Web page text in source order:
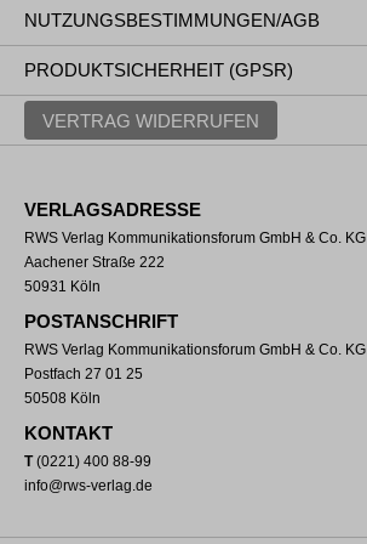
NUTZUNGSBESTIMMUNGEN/AGB
PRODUKTSICHERHEIT (GPSR)
VERTRAG WIDERRUFEN
VERLAGSADRESSE
RWS Verlag Kommunikationsforum GmbH & Co. KG
Aachener Straße 222
50931 Köln
POSTANSCHRIFT
RWS Verlag Kommunikationsforum GmbH & Co. KG
Postfach 27 01 25
50508 Köln
KONTAKT
T(0221) 400 88-99
info@rws-verlag.de